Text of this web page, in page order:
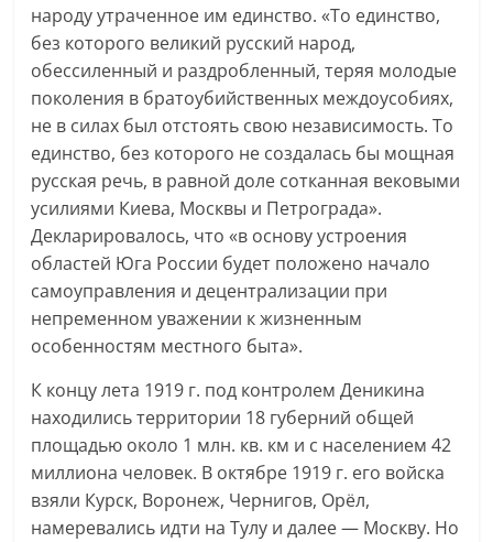
народу утраченное им единство. «То единство,
без которого великий русский народ,
обессиленный и раздробленный, теряя молодые
поколения в братоубийственных междоусобиях,
не в силах был отстоять свою независимость. То
единство, без которого не создалась бы мощная
русская речь, в равной доле сотканная вековыми
усилиями Киева, Москвы и Петрограда».
Декларировалось, что «в основу устроения
областей Юга России будет положено начало
самоуправления и децентрализации при
непременном уважении к жизненным
особенностям местного быта».
К концу лета 1919 г. под контролем Деникина
находились территории 18 губерний общей
площадью около 1 млн. кв. км и с населением 42
миллиона человек. В октябре 1919 г. его войска
взяли Курск, Воронеж, Чернигов, Орёл,
намеревались идти на Тулу и далее — Москву. Но